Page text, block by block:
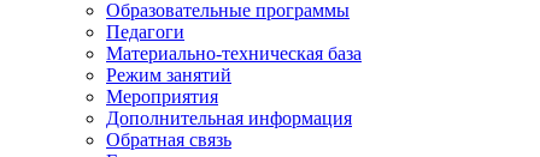
Образовательные программы
Педагоги
Материально-техническая база
Режим занятий
Мероприятия
Дополнительная информация
Обратная связь